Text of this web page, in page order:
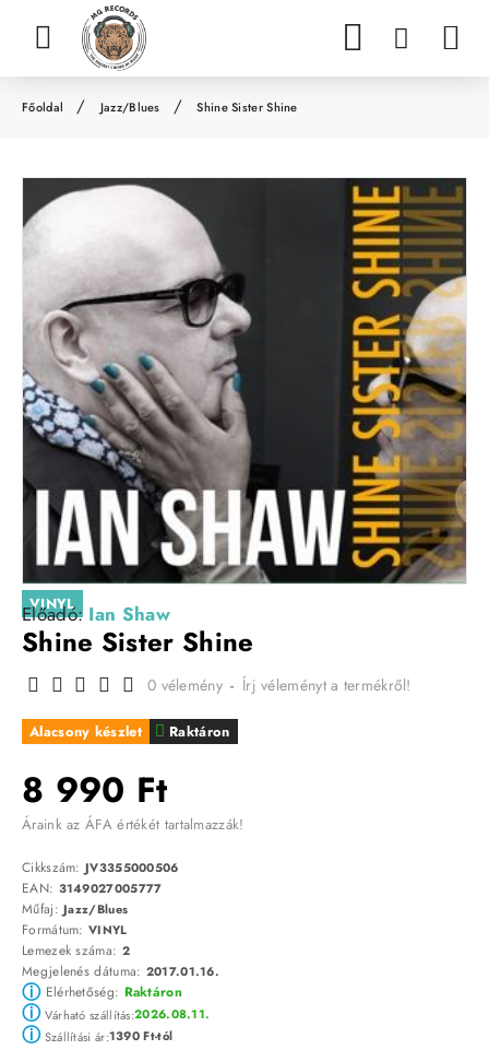
e
Jazz/Blues Shine Sister Shine
VINYL
Előadó: Ian Shaw
Shine Sister Shine
Raktáron
Alacsony készlet
0 vélemény - Írj véleményt a termékről!
8 990 Ft
Áraink az ÁFA értékét tartalmazzák!
Cikkszám: JV3355000506
EAN: 3149027005777
Műfaj:Jazz/Blues
Formátum: VINYL
Lemezek száma: 2
Megjelenés dátuma: 2017.01.16.
ⓘElérhetőség: Raktáron
ⓘVárható szállítás:2026.08.11.
ⓘSzállítási ár:1390 Ft-tól